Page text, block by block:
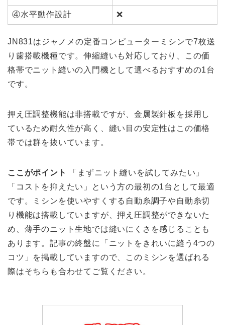
④水平動作設計 ❌
JN831はジャノメの定番コンピューターミシンで7枚送
り歯搭載機種です。伸縮縫いも対応しており、この価
格帯でニット縫いの入門機として選べるおすすめの1台
です。
押え圧調整機能は非搭載ですが、金属製針板を採用し
ているため耐久性が高く、縫い目の安定性はこの価格
帯では群を抜いています。
ここがポイント
「まずニット縫いを試してみたい」
「コストを抑えたい」という方の最初の1台として最適
です。ミシンを使いやすくする自動糸調子や自動糸切
り機能は搭載していますが、押え圧調整ができないた
め、薄手のニット生地では縫いにくさを感じることも
あります。記事の終盤に「ニットをきれいに縫う4つの
コツ」を掲載していますので、このミシンを選ばれる
際はそちらも合わせてご覧ください。